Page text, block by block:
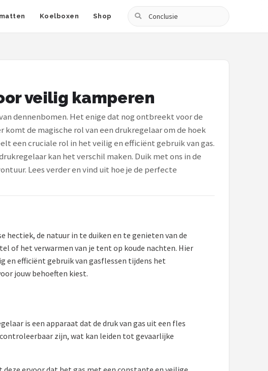
Koelboxen Shop
Zoeken
veilig kamperen
dennenbomen. Het enige dat nog ontbreekt voor de
de magische rol van een drukregelaar om de hoek
een cruciale rol in het veilig en efficiënt gebruik van gas.
kan het verschil maken. Duik met ons in de
Lees verder en vind uit hoe je de perfecte
hectiek, de natuur in te duiken en te genieten van de
of het verwarmen van je tent op koude nachten. Hier
en efficiënt gebruik van gasflessen tijdens het
jouw behoeften kiest.
is een apparaat dat de druk van gas uit een fles
zijn, wat kan leiden tot gevaarlijke